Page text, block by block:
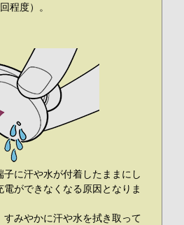
程度）。
子に汗や水が付着したままにし
電ができなくなる原因となりま
すみやかに汗や水を拭き取って